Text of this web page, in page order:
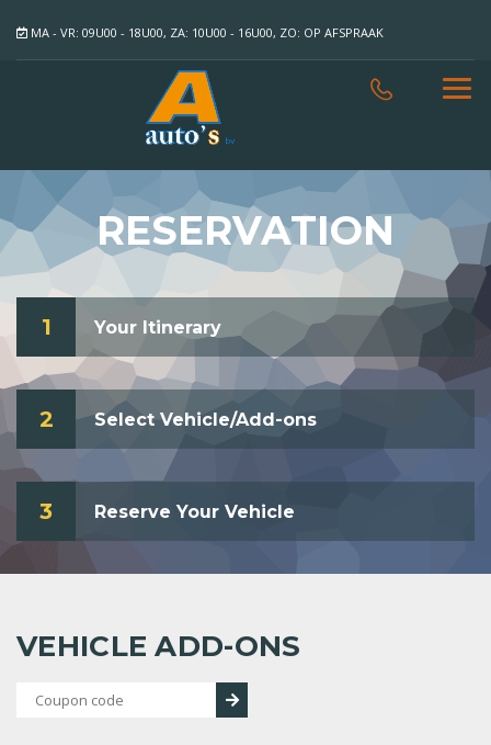
MA - VR: 09U00 - 18U00, ZA: 10U00 - 16U00, ZO: OP AFSPRAAK
RESERVATION
1 Your Itinerary
2 Select Vehicle/Add-ons
3 Reserve Your Vehicle
VEHICLE ADD-ONS